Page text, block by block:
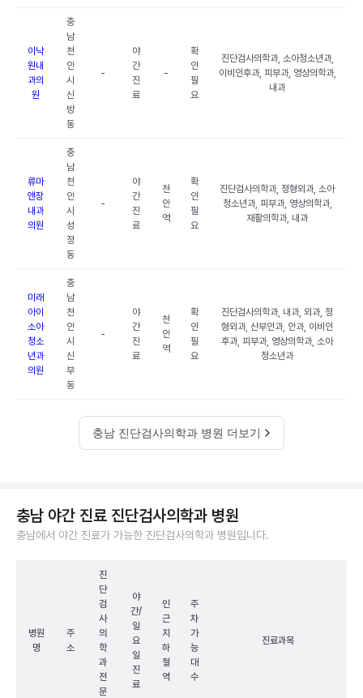
이낙
원내
과의
원
충
남
천
안
시
신
방
동
-
야
간
진
료
-
확
인
필
요
진단검사의학과, 소아청소년과,
이비인후과, 피부과, 영상의학과,
내과
류마
앤장
내과
의원
충
남
천
안
시
성
정
동
-
야
간
진
료
천
안
역
확
인
필
요
진단검사의학과, 정형외과, 소아
청소년과, 피부과, 영상의학과,
재활의학과, 내과
미래
아이
소아
청소
년과
의원
충
남
천
안
시
신
부
동
-
야
간
진
료
천
안
역
확
인
필
요
진단검사의학과, 내과, 외과, 정
형외과, 산부인과, 안과, 이비인
후과, 피부과, 영상의학과, 소아
청소년과
충남 진단검사의학과 병원 더보기
충남 야간 진료 진단검사의학과 병원
충남에서 야간 진료가 가능한 진단검사의학과 병원입니다.
병원
명
주
소
진
단
검
사
의
학
과
전
문
야
간/
일
요
일
진
료
인
근
지
하
철
역
주
차
가
능
대
수
진료과목